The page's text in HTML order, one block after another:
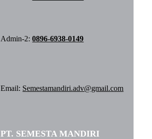
Admin-2:0896-6938-0149
Email: Semestamandiri.adv@gmail.com
PT. SEMESTA MANDIRI